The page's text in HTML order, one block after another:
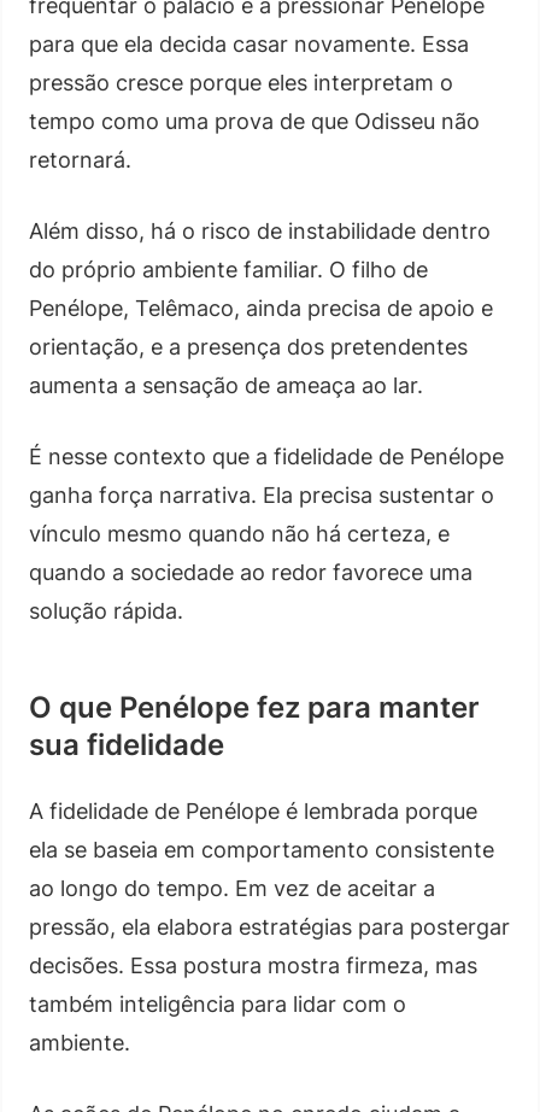
frequentar o palácio e a pressionar Penélope
para que ela decida casar novamente. Essa
pressão cresce porque eles interpretam o
tempo como uma prova de que Odisseu não
retornará.
Além disso, há o risco de instabilidade dentro
do próprio ambiente familiar. O filho de
Penélope, Telêmaco, ainda precisa de apoio e
orientação, e a presença dos pretendentes
aumenta a sensação de ameaça ao lar.
É nesse contexto que a fidelidade de Penélope
ganha força narrativa. Ela precisa sustentar o
vínculo mesmo quando não há certeza, e
quando a sociedade ao redor favorece uma
solução rápida.
O que Penélope fez para manter
sua fidelidade
A fidelidade de Penélope é lembrada porque
ela se baseia em comportamento consistente
ao longo do tempo. Em vez de aceitar a
pressão, ela elabora estratégias para postergar
decisões. Essa postura mostra firmeza, mas
também inteligência para lidar com o
ambiente.